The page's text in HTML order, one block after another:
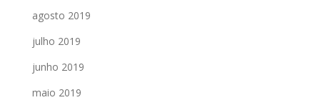
agosto 2019
julho 2019
junho 2019
maio 2019